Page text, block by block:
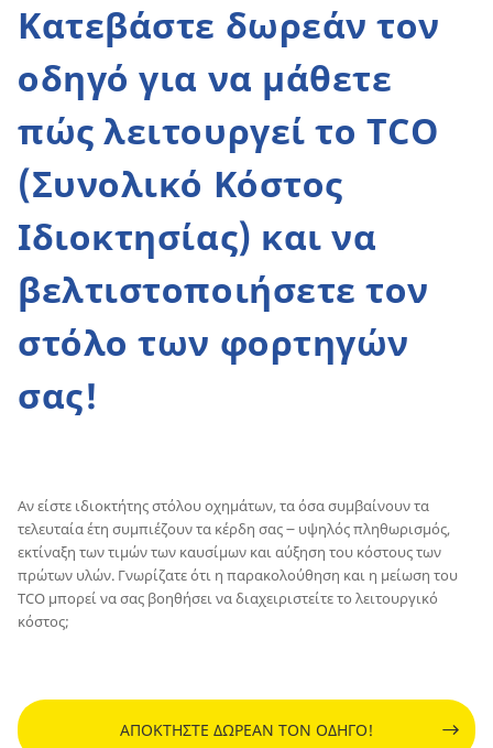
Κατεβάστε δωρεάν τον
οδηγό για να μάθετε
πώς λειτουργεί το TCO
(Συνολικό Κόστος
Ιδιοκτησίας) και να
βελτιστοποιήσετε τον
στόλο των φορτηγών
σας!
Αν είστε ιδιοκτήτης στόλου οχημάτων, τα όσα συμβαίνουν τα
τελευταία έτη συμπιέζουν τα κέρδη σας ౼ υψηλός πληθωρισμός,
εκτίναξη των τιμών των καυσίμων και αύξηση του κόστους των
πρώτων υλών. Γνωρίζατε ότι η παρακολούθηση και η μείωση του
TCO μπορεί να σας βοηθήσει να διαχειριστείτε το λειτουργικό
κόστος;
ΑΠΟΚΤΗΣΤΕ ΔΩΡΕΑΝ ΤΟΝ ΟΔΗΓΟ!